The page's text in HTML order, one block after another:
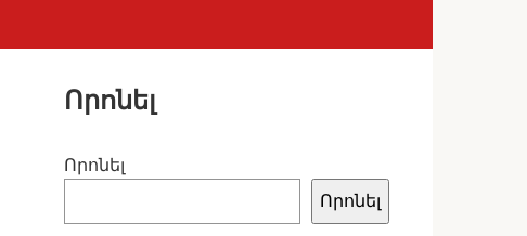
Որոնել
Որոնել
Որոնել